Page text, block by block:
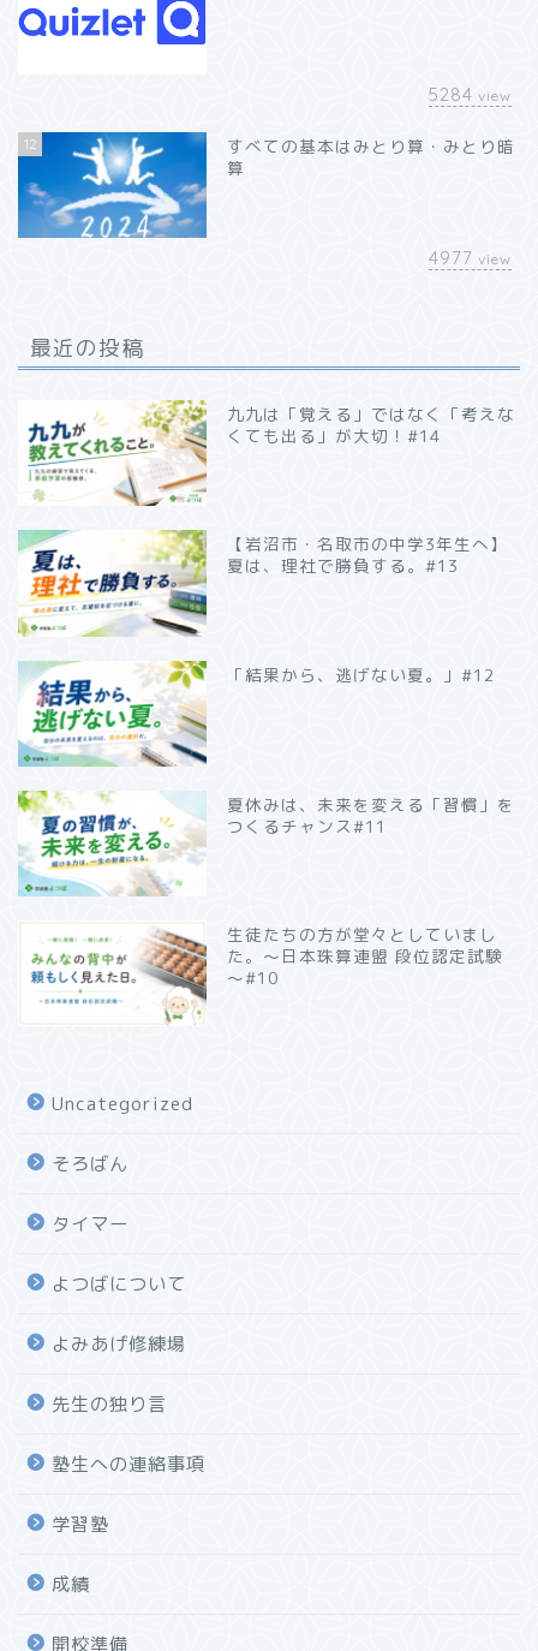
5284 view
12
すべての基本はみとり算・みとり暗
算
4977 view
最近の投稿
九九は「覚える」ではなく「考えな
くても出る」が大切！#14
【岩沼市・名取市の中学3年生へ】
夏は、理社で勝負する。#13
「結果から、逃げない夏。」#12
夏休みは、未来を変える「習慣」を
つくるチャンス#11
生徒たちの方が堂々としていまし
た。～日本珠算連盟 段位認定試験
～#10
Uncategorized
そろばん
タイマー
よつばについて
よみあげ修練場
先生の独り言
塾生への連絡事項
学習塾
成績
開校準備